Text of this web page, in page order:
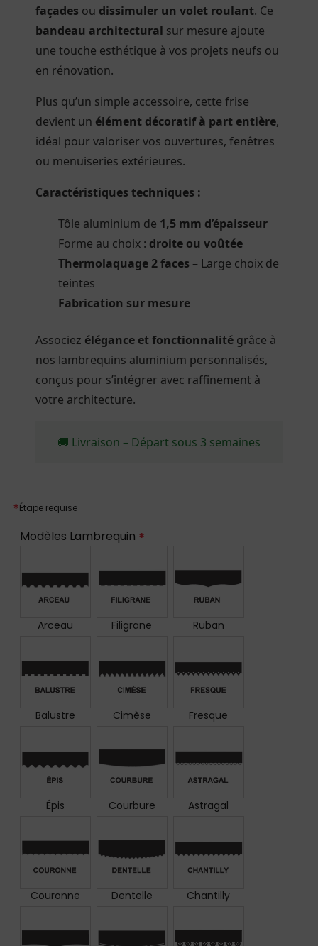
façades ou dissimuler un volet roulant. Ce
bandeau architectural sur mesure ajoute
une touche esthétique à vos projets neufs ou
en rénovation.
Plus qu’un simple accessoire, cette frise
devient un élément décoratif à part entière,
idéal pour valoriser vos ouvertures, fenêtres
ou menuiseries extérieures.
Caractéristiques techniques :
Tôle aluminium de 1,5 mm d’épaisseur
Forme au choix : droite ou voûtée
Thermolaquage 2 faces – Large choix de
teintes
Fabrication sur mesure
Associez élégance et fonctionnalitégrâce à
nos lambrequins aluminium personnalisés,
conçus pour s’intégrer avec raffinement à
votre architecture.
🚚 Livraison – Départ sous 3 semaines
*Étape requise
Modèles Lambrequin *
Arceau Filigrane Ruban
Balustre Cimèse Fresque
Épis Courbure Astragal
Couronne Dentelle Chantilly